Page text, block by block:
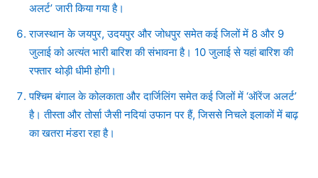
अलर्ट’ जारी किया गया है।
राजस्थान के जयपुर, उदयपुर और जोधपुर समेत कई जिलों में 8 और 9
जुलाई को अत्यंत भारी बारिश की संभावना है। 10 जुलाई से यहां बारिश की
रफ्तार थोड़ी धीमी होगी।
पश्चिम बंगाल के कोलकाता और दार्जिलिंग समेत कई जिलों में ‘ऑरेंज अलर्ट’
है। तीस्ता और तोर्सा जैसी नदियां उफान पर हैं, जिससे निचले इलाकों में बाढ़
का खतरा मंडरा रहा है।